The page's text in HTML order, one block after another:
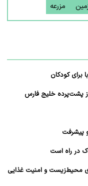
مزرعه
برای کودکان
پشت‌پرده خلیج فارس
پیشرفت
در راه است
محیط‌زیست و امنیت غذایی